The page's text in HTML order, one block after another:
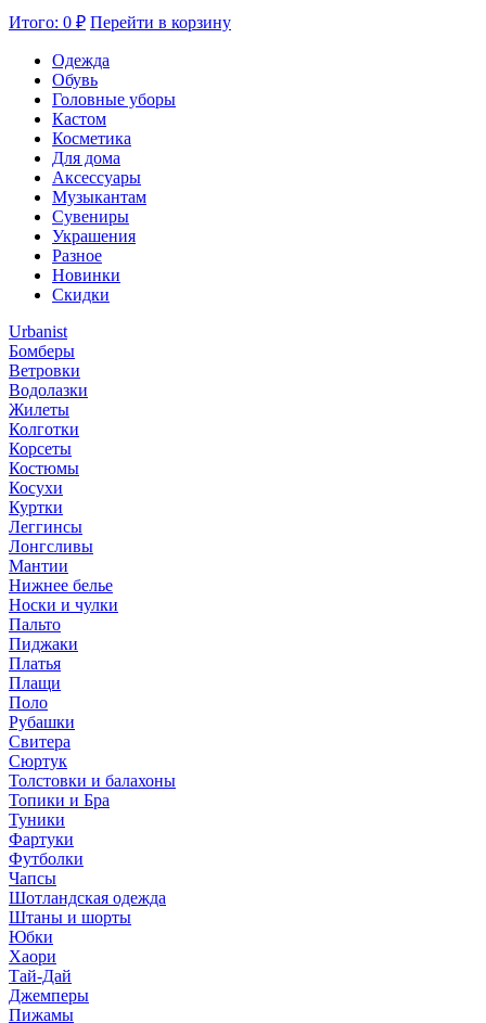
Итого: 0 ₽ Перейти в корзину
Одежда
Обувь
Головные уборы
Кастом
Косметика
Для дома
Аксессуары
Музыкантам
Сувениры
Украшения
Разное
Новинки
Скидки
Urbanist
Бомберы
Ветровки
Водолазки
Жилеты
Колготки
Корсеты
Костюмы
Косухи
Куртки
Леггинсы
Лонгсливы
Мантии
Нижнее белье
Носки и чулки
Пальто
Пиджаки
Платья
Плащи
Поло
Рубашки
Свитера
Сюртук
Толстовки и балахоны
Топики и Бра
Туники
Фартуки
Футболки
Чапсы
Шотландская одежда
Штаны и шорты
Юбки
Хаори
Тай-Дай
Джемперы
Пижамы